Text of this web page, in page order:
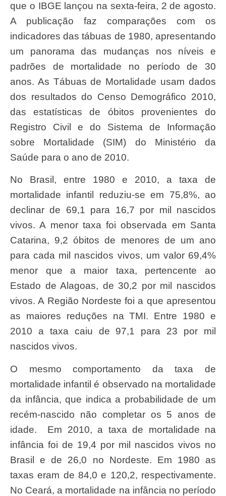
que o IBGE lançou na sexta-feira, 2 de agosto.
A publicação faz comparações com os
indicadores das tábuas de 1980, apresentando
um panorama das mudanças nos níveis e
padrões de mortalidade no período de 30
anos. As Tábuas de Mortalidade usam dados
dos resultados do Censo Demográfico 2010,
das estatísticas de óbitos provenientes do
Registro Civil e do Sistema de Informação
sobre Mortalidade (SIM) do Ministério da
Saúde para o ano de 2010.
No Brasil, entre 1980 e 2010, a taxa de
mortalidade infantil reduziu-se em 75,8%, ao
declinar de 69,1 para 16,7 por mil nascidos
vivos. A menor taxa foi observada em Santa
Catarina, 9,2 óbitos de menores de um ano
para cada mil nascidos vivos, um valor 69,4%
menor que a maior taxa, pertencente ao
Estado de Alagoas, de 30,2 por mil nascidos
vivos. A Região Nordeste foi a que apresentou
as maiores reduções na TMI. Entre 1980 e
2010 a taxa caiu de 97,1 para 23 por mil
nascidos vivos.
O mesmo comportamento da taxa de
mortalidade infantil é observado na mortalidade
da infância, que indica a probabilidade de um
recém-nascido não completar os 5 anos de
idade. Em 2010, a taxa de mortalidade na
infância foi de 19,4 por mil nascidos vivos no
Brasil e de 26,0 no Nordeste. Em 1980 as
taxas eram de 84,0 e 120,2, respectivamente.
No Ceará, a mortalidade na infância no período